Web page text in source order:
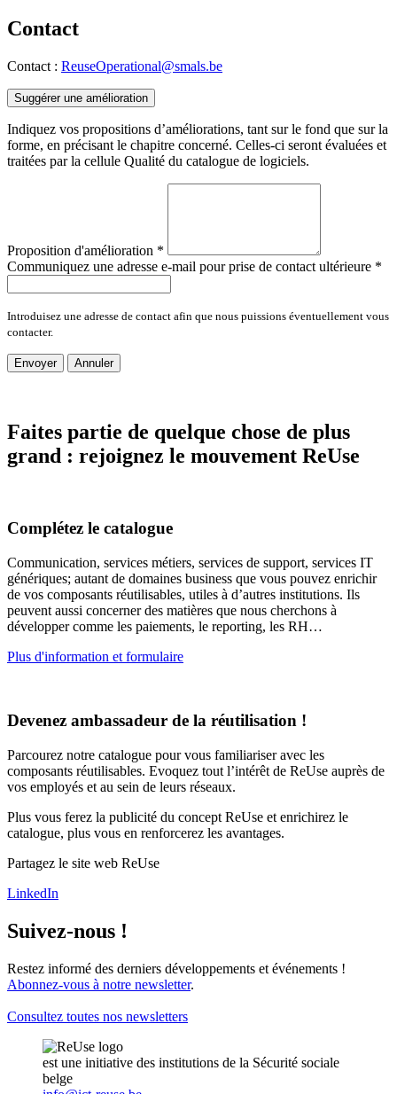
Contact
Contact : ReuseOperational@smals.be
Suggérer une amélioration
Indiquez vos propositions d’améliorations, tant sur le fond que sur la
forme, en précisant le chapitre concerné. Celles-ci seront évaluées et
traitées par la cellule Qualité du catalogue de logiciels.
Proposition d'amélioration *
Communiquez une adresse e-mail pour prise de contact ultérieure *
Introduisez une adresse de contact afin que nous puissions éventuellement vous
contacter.
Envoyer Annuler
Faites partie de quelque chose de plus
grand : rejoignez le mouvement ReUse
Complétez le catalogue
Communication, services métiers, services de support, services IT
génériques; autant de domaines business que vous pouvez enrichir
de vos composants réutilisables, utiles à d’autres institutions. Ils
peuvent aussi concerner des matières que nous cherchons à
développer comme les paiements, le reporting, les RH…
Plus d'information et formulaire
Devenez ambassadeur de la réutilisation !
Parcourez notre catalogue pour vous familiariser avec les
composants réutilisables. Evoquez tout l’intérêt de ReUse auprès de
vos employés et au sein de leurs réseaux.
Plus vous ferez la publicité du concept ReUse et enrichirez le
catalogue, plus vous en renforcerez les avantages.
Partagez le site web ReUse
LinkedIn
Suivez-nous !
Restez informé des derniers développements et événements !
Abonnez-vous à notre newsletter.
Consultez toutes nos newsletters
est une initiative des institutions de la Sécurité sociale
belge